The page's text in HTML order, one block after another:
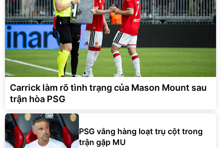
Carrick làm rõ tình trạng của Mason Mount sau
trận hòa PSG
PSG vắng hàng loạt trụ cột trong
trận gặp MU